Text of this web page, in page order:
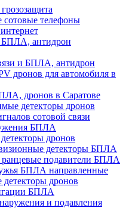
сотовые телефоны
БПЛА, антидрон
и БПЛА, антидрон
дронов для автомобиля в
дронов в Саратове
детекторы дронов
сотовой связи
БПЛА
дронов
детекторы БПЛА
подавители БПЛА
БПЛА направленные
дронов
БПЛА
и подавления